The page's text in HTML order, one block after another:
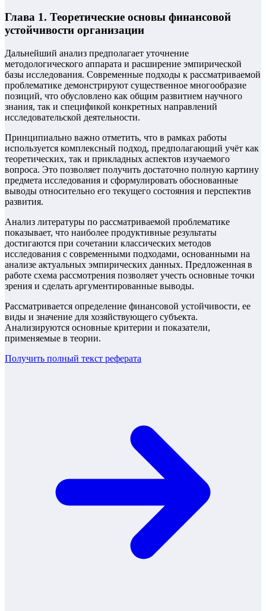
Глава 1. Теоретические основы финансовой
устойчивости организации
Дальнейший анализ предполагает уточнение
методологического аппарата и расширение эмпирической
базы исследования. Современные подходы к рассматриваемой
проблематике демонстрируют существенное многообразие
позиций, что обусловлено как общим развитием научного
знания, так и спецификой конкретных направлений
исследовательской деятельности.
Принципиально важно отметить, что в рамках работы
используется комплексный подход, предполагающий учёт как
теоретических, так и прикладных аспектов изучаемого
вопроса. Это позволяет получить достаточно полную картину
предмета исследования и сформулировать обоснованные
выводы относительно его текущего состояния и перспектив
развития.
Анализ литературы по рассматриваемой проблематике
показывает, что наиболее продуктивные результаты
достигаются при сочетании классических методов
исследования с современными подходами, основанными на
анализе актуальных эмпирических данных. Предложенная в
работе схема рассмотрения позволяет учесть основные точки
зрения и сделать аргументированные выводы.
Рассматривается определение финансовой устойчивости, ее
виды и значение для хозяйствующего субъекта.
Анализируются основные критерии и показатели,
применяемые в теории.
Получить полный текст реферата